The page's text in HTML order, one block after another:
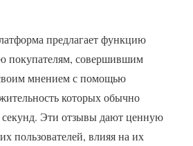
предлагает функцию
покупателям, совершившим
мнением с помощью
которых обычно
секунд. Эти отзывы дают ценную
пользователей, влияя на их